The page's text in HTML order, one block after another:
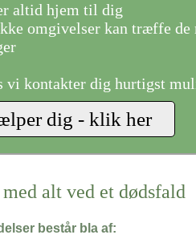
altid hjem til dig
omgivelser kan træffe de
vi kontakter dig hurtigst
alt ved et dødsfald
består bla af: